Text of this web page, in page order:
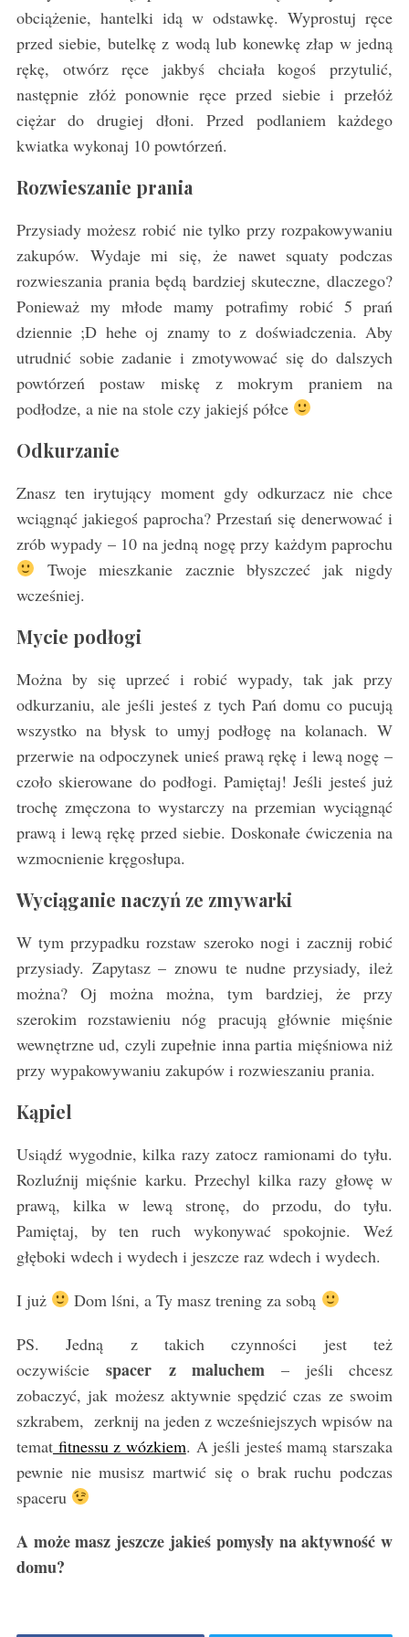
obciążenie, hantelki idą w odstawkę. Wyprostuj ręce
przed siebie, butelkę z wodą lub konewkę złap w jedną
rękę, otwórz ręce jakbyś chciała kogoś przytulić,
następnie złóż ponownie ręce przed siebie i przełóż
ciężar do drugiej dłoni. Przed podlaniem każdego
kwiatka wykonaj 10 powtórzeń.
Rozwieszanie prania
Przysiady możesz robić nie tylko przy rozpakowywaniu
zakupów. Wydaje mi się, że nawet squaty podczas
rozwieszania prania będą bardziej skuteczne, dlaczego?
Ponieważ my młode mamy potrafimy robić 5 prań
dziennie ;D hehe oj znamy to z doświadczenia. Aby
utrudnić sobie zadanie i zmotywować się do dalszych
powtórzeń postaw miskę z mokrym praniem na
podłodze, a nie na stole czy jakiejś półce
Odkurzanie
Znasz ten irytujący moment gdy odkurzacz nie chce
wciągnąć jakiegoś paprocha? Przestań się denerwować i
zrób wypady – 10 na jedną nogę przy każdym paprochu
Twoje mieszkanie zacznie błyszczeć jak nigdy
wcześniej.
Mycie podłogi
Można by się uprzeć i robić wypady, tak jak przy
odkurzaniu, ale jeśli jesteś z tych Pań domu co pucują
wszystko na błysk to umyj podłogę na kolanach. W
przerwie na odpoczynek unieś prawą rękę i lewą nogę –
czoło skierowane do podłogi. Pamiętaj! Jeśli jesteś już
trochę zmęczona to wystarczy na przemian wyciągnąć
prawą i lewą rękę przed siebie. Doskonałe ćwiczenia na
wzmocnienie kręgosłupa.
Wyciąganie naczyń ze zmywarki
W tym przypadku rozstaw szeroko nogi i zacznij robić
przysiady. Zapytasz – znowu te nudne przysiady, ileż
można? Oj można można, tym bardziej, że przy
szerokim rozstawieniu nóg pracują głównie mięśnie
wewnętrzne ud, czyli zupełnie inna partia mięśniowa niż
przy wypakowywaniu zakupów i rozwieszaniu prania.
Kąpiel
Usiądź wygodnie, kilka razy zatocz ramionami do tyłu.
Rozluźnij mięśnie karku. Przechyl kilka razy głowę w
prawą, kilka w lewą stronę, do przodu, do tyłu.
Pamiętaj, by ten ruch wykonywać spokojnie. Weź
głęboki wdech i wydech i jeszcze raz wdech i wydech.
I już
Dom lśni, a Ty masz trening za sobą
PS. Jedną z takich czynności jest też
oczywiściespacer z maluchem – jeśli chcesz
zobaczyć, jak możesz aktywnie spędzić czas ze swoim
szkrabem, zerknij na jeden z wcześniejszych wpisów na
tematfitnessu z wózkiem. A jeśli jesteś mamą starszaka
pewnie nie musisz martwić się o brak ruchu podczas
spaceru
A może masz jeszcze jakieś pomysły na aktywność w
domu?